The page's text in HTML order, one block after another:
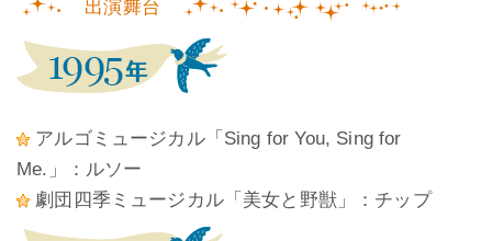
出演舞台
アルゴミュージカル「Sing for You, Sing for
Me.」：ルソー
劇団四季ミュージカル「美女と野獣」：チップ